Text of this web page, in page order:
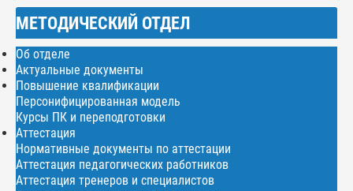
МЕТОДИЧЕСКИЙ ОТДЕЛ
Об отделе
Актуальные документы
Повышение квалификации
Персонифицированная модель
Курсы ПК и переподготовки
Аттестация
Нормативные документы по аттестации
Аттестация педагогических работников
Аттестация тренеров и специалистов